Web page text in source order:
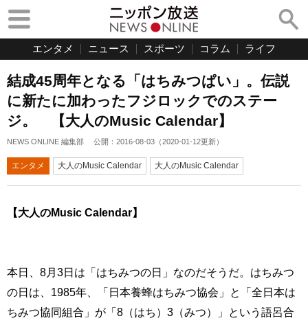
エンタメ ニュース スポーツ コラム ライフ
結成45周年となる「はちみつぱい」。伝説
に新たに加わったフジロックでのステー
ジ。 【大人のMusic Calendar】
NEWS ONLINE 編集部 公開： 2016-08-03 （2020-01-12更新）
エンタメ 大人のMusic Calendar 大人のMusic Calendar
【大人のMusic Calendar】
本日、8月3日は「はちみつの日」なのだそうだ。はちみつ
の日は、1985年、「日本養蜂はちみつ協会」と「全日本は
ちみつ協同組合」が「8（はち）3（みつ）」という語呂合